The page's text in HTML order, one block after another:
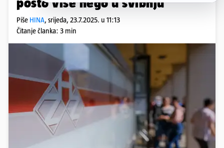
Piše HINA, srijeda, 23.7.2025. u 11:13
Čitanje članka: 3 min